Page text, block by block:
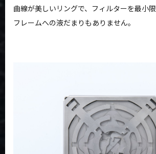
曲線が美しいリングで、フィルターを最小限
フレームへの液だまりもありません。